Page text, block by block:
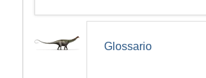
Glossario